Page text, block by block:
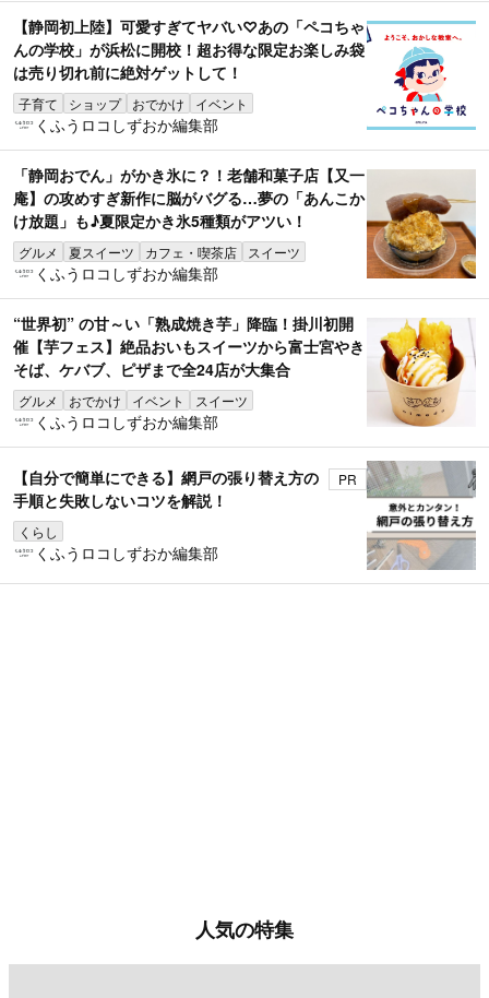
【静岡初上陸】可愛すぎてヤバい♡あの「ペコちゃ
んの学校」が浜松に開校！超お得な限定お楽しみ袋
は売り切れ前に絶対ゲットして！
子育て ショップ おでかけ イベント
くふうロコしずおか編集部
「静岡おでん」がかき氷に？！老舗和菓子店【又一
庵】の攻めすぎ新作に脳がバグる…夢の「あんこか
け放題」も♪夏限定かき氷5種類がアツい！
グルメ 夏スイーツ カフェ・喫茶店 スイーツ
くふうロコしずおか編集部
“世界初” の甘～い「熟成焼き芋」降臨！掛川初開
催【芋フェス】絶品おいもスイーツから富士宮やき
そば、ケバブ、ピザまで全24店が大集合
グルメ おでかけ イベント スイーツ
くふうロコしずおか編集部
【自分で簡単にできる】網戸の張り替え方の
手順と失敗しないコツを解説！
くらし
PR
くふうロコしずおか編集部
人気の特集